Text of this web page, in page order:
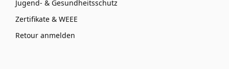
Jugend- & Gesundheitsschutz
Zertifikate & WEEE
Retour anmelden